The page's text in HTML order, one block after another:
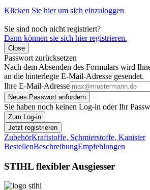
Klicken Sie hier um sich einzuloggen
Sie sind noch nicht registriert?
Dann können sie sich hier registrieren.
Close
Passwort zurücksetzen
Nach dem Absenden des Formulars wird
an die hinterlegte E-Mail-Adresse gesendet.
Ihre E-Mail-Adresse
Neues Passwort anfordern
Sie haben noch keinen Log-in oder Ihr
Zum Log-in
Jetzt registrieren
ZubehörKraftstoffe, Schmierstoffe, Kanister
BestellenBeschreibungEmpfehlungen
STIHL flexibler Ausgiesser